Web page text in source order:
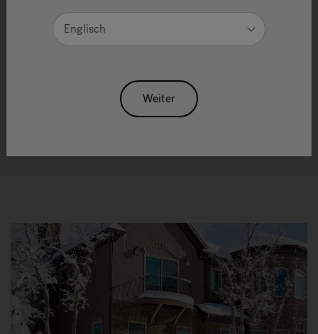
QUALITÄT
ausgelegt, sowohl innen als auch außen. Von der
Qualität unserer Materialien bis zur perfekten
Balance von Form und Funktionalität stehen unsere
Englisch
Weiter